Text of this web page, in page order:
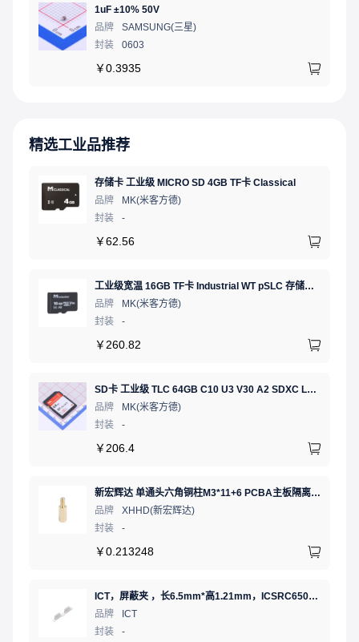
1uF ±10% 50V
品牌
SAMSUNG(三星)
封装
0603
￥0.3935
精选工业品推荐
存储卡 工业级 MICRO SD 4GB TF卡 Classical
品牌
MK(米客方德)
封装
-
￥62.56
工业级宽温 16GB TF卡 Industrial WT pSLC 存储卡 MICRO SD LDPC纠错 PE 30K 无人机、行车记录仪、安防监控适配
品牌
MK(米客方德)
封装
-
￥ 260.82
SD卡 工业级 TLC 64GB C10 U3 V30 A2 SDXC LDPC纠错 PE 3K 无人机、行车记录仪、安防监控适配
品牌
MK(米客方德)
封装
-
￥ 206.4
新宏辉达 单通头六角铜柱M3*11+6 PCBA主板隔离螺柱
品牌
XHHD(新宏辉达)
封装
-
￥0.213248
ICT，屏蔽夹 ，长6.5mm*高1.21mm，ICSRC6508SFR
品牌
ICT
封装
-